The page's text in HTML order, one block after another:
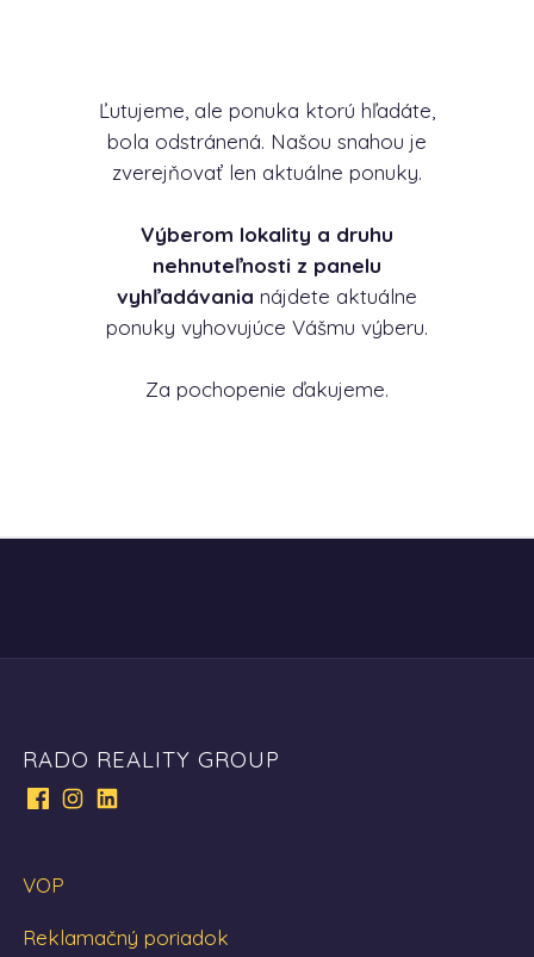
Ľutujeme, ale ponuka ktorú hľadáte,
bola odstránená. Našou snahou je
zverejňovať len aktuálne ponuky.
Výberom lokality a druhu
nehnuteľnosti z panelu
vyhľadávania nájdete aktuálne
ponuky vyhovujúce Vášmu výberu.
Za pochopenie ďakujeme.
RADO REALITY GROUP
VOP
Reklamačný poriadok